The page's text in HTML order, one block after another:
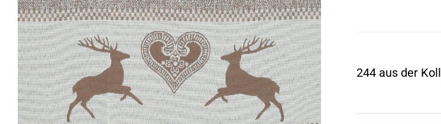
244 aus der